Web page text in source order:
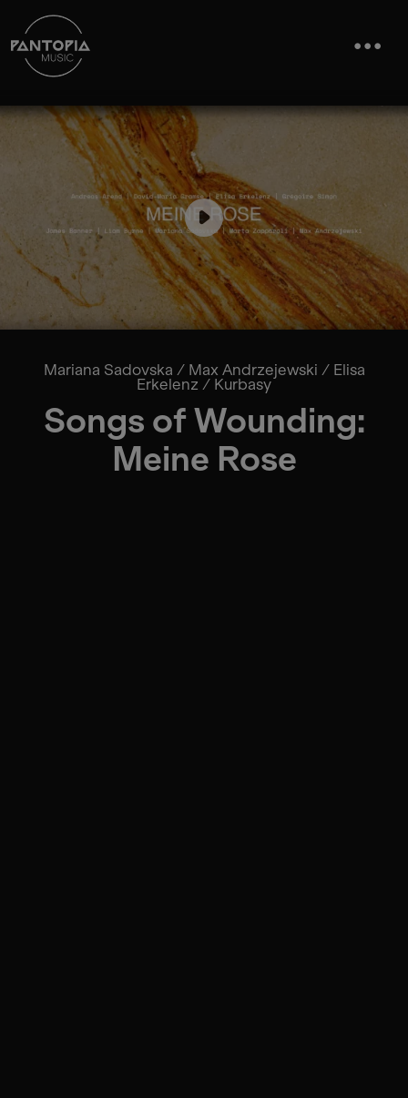
Mariana Sadovska / Max Andrzejewski / Elisa
Erkelenz / Kurbasy
Songs of Wounding:
Meine Rose